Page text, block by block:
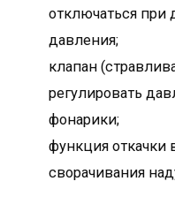
отключаться при
давления;
клапан
регулировать
фонарики;
функция откачки
сворачивания